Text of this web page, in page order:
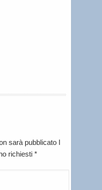
sarà pubblicato I
richiesti *